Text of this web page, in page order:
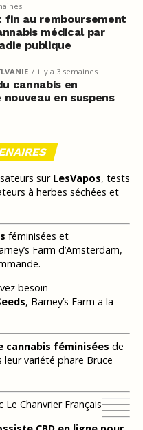
fin au remboursement
médical par
publique
il y a 3 semaines
cannabis en
nouveau en suspens
sur LesVapos, tests
à herbes séchées et
féminisées et
Farm d’Amsterdam,
besoin
, Barney’s Farm a la
cannabis féminisées de
leur variété phare Bruce
Le Chanvrier Français